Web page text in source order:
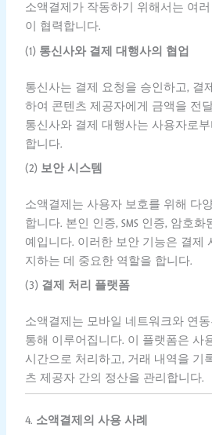
소액결제가 작동하기 위해서는 여
이 협력합니다.
(1) 통신사와 결제 대행사의 협업
통신사는 결제 요청을 승인하고, 결
하여 콘텐츠 제공자에게 금액을 전
통신사와 결제 대행사는 사용자로
합니다.
(2) 보안 시스템
소액결제는 사용자 보호를 위해 다
합니다. 본인 인증, SMS 인증, 암호
예입니다. 이러한 보안 기능은 결제
지하는 데 중요한 역할을 합니다.
(3) 결제 처리 플랫폼
소액결제는 모바일 네트워크와 연
통해 이루어집니다. 이 플랫폼은 사
시간으로 처리하고, 거래 내역을 기
츠 제공자 간의 정산을 관리합니다.
4. 소액결제의 사용 사례